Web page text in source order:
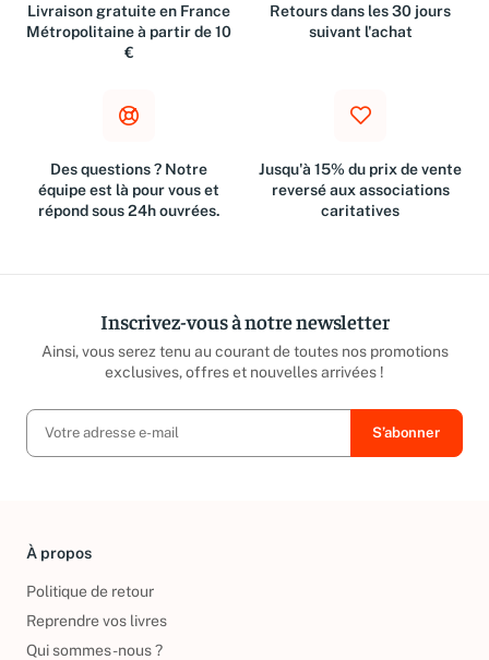
Livraison gratuite en France
Métropolitaine à partir de 10
€
Retours dans les 30 jours
suivant l'achat
Des questions ? Notre
équipe est là pour vous et
répond sous 24h ouvrées.
Jusqu'à 15% du prix de vente
reversé aux associations
caritatives
Inscrivez-vous à notre newsletter
Ainsi, vous serez tenu au courant de toutes nos promotions
exclusives, offres et nouvelles arrivées !
À propos
Politique de retour
Reprendre vos livres
Qui sommes-nous ?